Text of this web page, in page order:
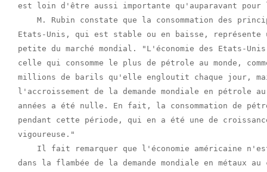
est loin d'être aussi importante qu'auparavant pour
M. Rubin constate que la consommation des
Etats-Unis, qui est stable ou en baisse, représente
petite du marché mondial. "L'économie des Etats-
celle qui consomme le plus de pétrole au monde,
millions de barils qu'elle engloutit chaque jour,
l'accroissement de la demande mondiale en pétrole
années a été nulle. En fait, la consommation de
pendant cette période, qui en a été une de
vigoureuse."
Il fait remarquer que l'économie américaine
dans la flambée de la demande mondiale en métaux